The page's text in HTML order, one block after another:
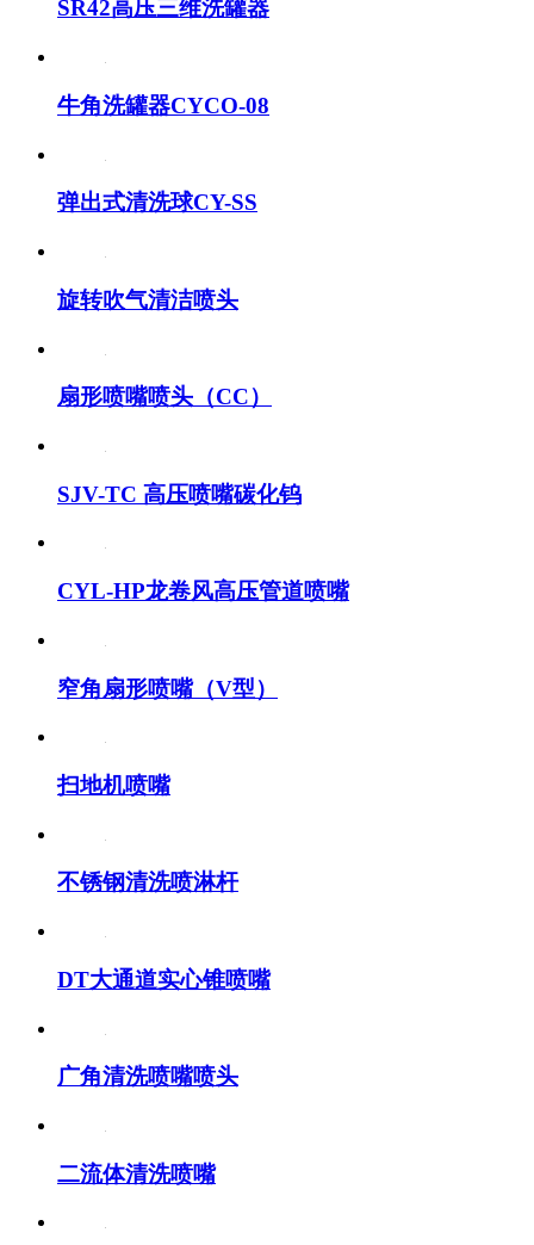
SR42高压三维洗罐器
牛角洗罐器CYCO-08
弹出式清洗球CY-SS
旋转吹气清洁喷头
扇形喷嘴喷头（CC）
SJV-TC 高压喷嘴碳化钨
CYL-HP龙卷风高压管道喷嘴
窄角扇形喷嘴（V型）
扫地机喷嘴
不锈钢清洗喷淋杆
DT大通道实心锥喷嘴
广角清洗喷嘴喷头
二流体清洗喷嘴